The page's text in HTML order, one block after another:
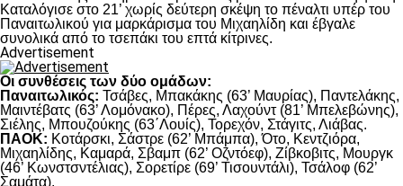
Καταλόγισε στο 21’ χωρίς δεύτερη σκέψη το πέναλτι υπέρ του
Παναιτωλικού για μαρκάρισμα του Μιχαηλίδη και έβγαλε
συνολικά από το τσεπάκι του επτά κίτρινες.
Advertisement
Οι συνθέσεις των δύο ομάδων:
Παναιτωλικός: Τσάβες, Μπακάκης (63’ Μαυρίας), Παντελάκης,
Μαιντέβατς (63’ Λομόνακο), Πέρες, Λαχούντ (81’ Μπελεβώνης),
Σιέλης, Μπουζούκης (63΄Λουίς), Τορεχόν, Στάγιτς, Λιάβας.
ΠΑΟΚ: Κοτάρσκι, Σάστρε (62’ Μπάμπα), Ότο, Κεντζιόρα,
Μιχαηλίδης, Καμαρά, Σβαμπ (62’ Οζντόεφ), Ζίβκοβιτς, Μουργκ
(46’ Κωνστσντέλιας), Σορετίρε (69’ Τισουντάλι), Τσάλοφ (62’
Σαμάτα).